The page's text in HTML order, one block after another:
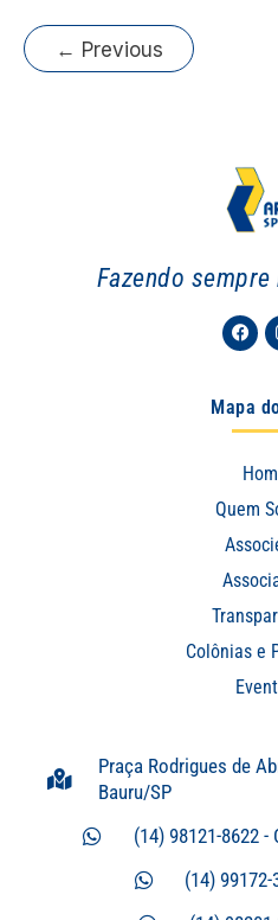
← Previous
Fazendo
Mapa
Quem
Colônias e
Praça Rodrigues de
Bauru/SP
(14) 98121-8622
(14)